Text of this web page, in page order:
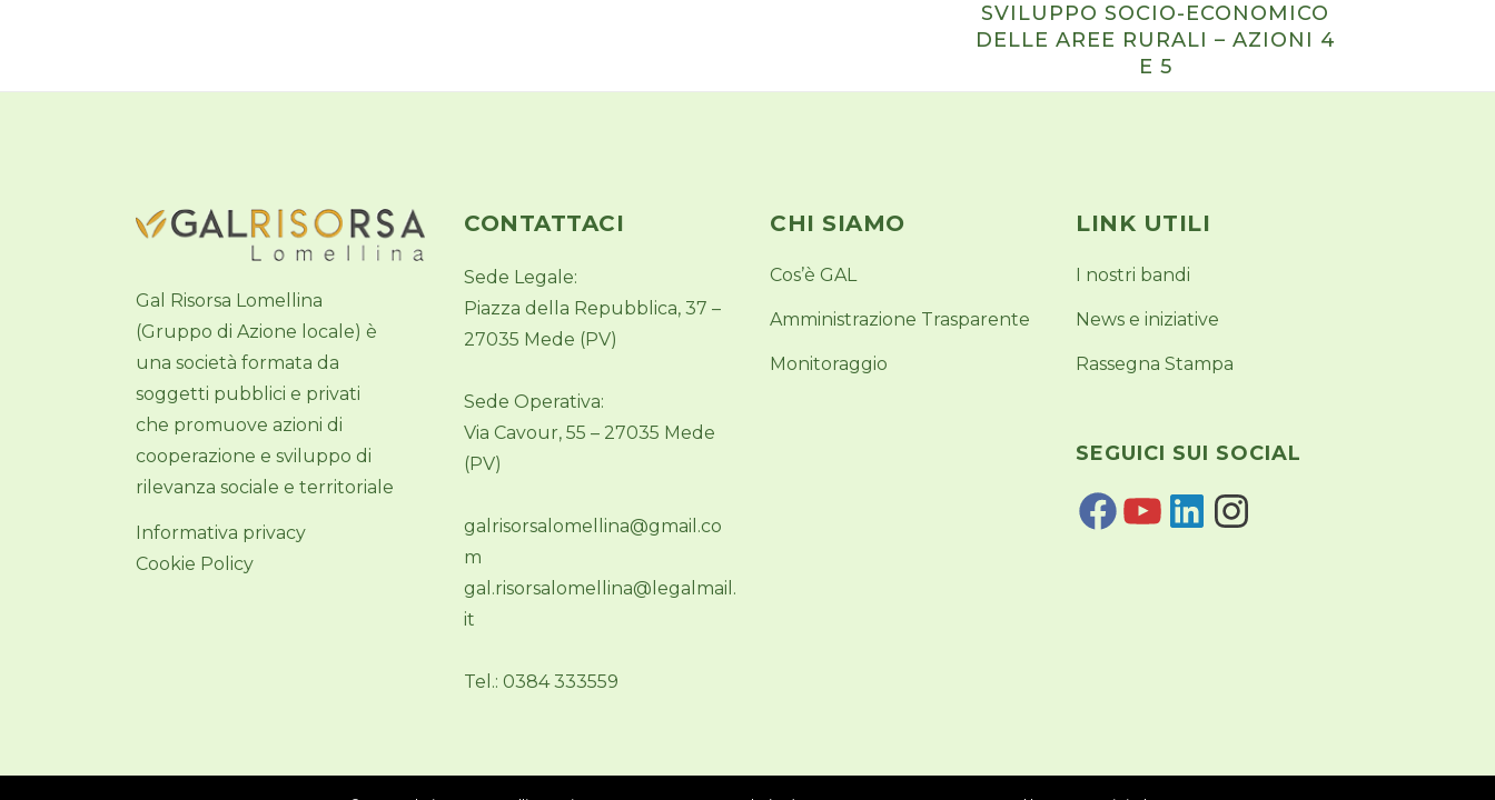
SVILUPPO SOCIO-ECONOMICO
DELLE AREE RURALI – AZIONI 4
E 5
Gal Risorsa Lomellina
(Gruppo di Azione locale) è
una società formata da
soggetti pubblici e privati
che promuove azioni di
cooperazione e sviluppo di
rilevanza sociale e territoriale
Informativa privacy
Cookie Policy
CONTATTACI
Sede Legale:
Piazza della Repubblica, 37 –
27035 Mede (PV)
Sede Operativa:
Via Cavour, 55 – 27035 Mede
(PV)
galrisorsalomellina@gmail.co
m
gal.risorsalomellina@legalmail.
it
Tel.: 0384 333559
CHI SIAMO
Cos’è GAL
Amministrazione Trasparente
Monitoraggio
LINK UTILI
I nostri bandi
News e iniziative
Rassegna Stampa
SEGUICI SUI SOCIAL